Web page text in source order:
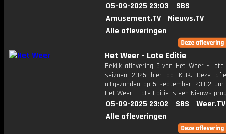
05-09-2025 23:03
SBS
Amusement.TV
Nieuws.TV
Alle afleveringen
Het Weer - Late Editie
Bekijk aflevering 5 van Het Weer -
seizoen 2025 hier op KIJK. Deze
uitgezonden op 5 september, 23:02 uur
Het Weer - Late Editie is een Nieuws
05-09-2025 23:02 SBS
Weer.TV
Alle afleveringen